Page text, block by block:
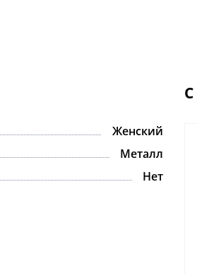
Женский
Металл
Нет